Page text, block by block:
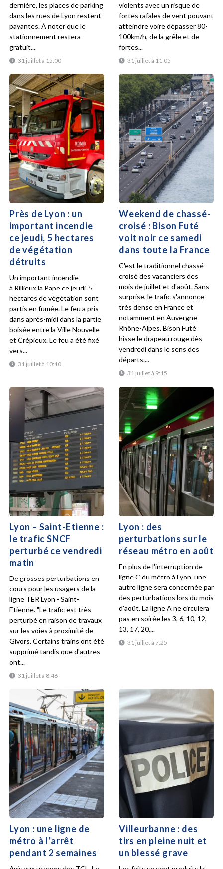
31 juillet à 15:00
dernière, les places de parking
dans les rues de Lyon restent
payantes. À noter que le
stationnement restera
gratuit...
31 juillet à 11:05
violents avec un risque de
fortes rafales de vent pouvant
atteindre voire dépasser 80-
100km/h, de la grêle et de
fortes...
Près de Lyon : un
important incendie
ce jeudi, 5 hectares
de végétation
détruits
31 juillet à 10:10
Un important incendie
à Rillieux la Pape ce jeudi. 5
hectares de végétation sont
partis en fumée. Le feu a pris
dans après-midi dans la partie
boisée entre la Ville Nouvelle
et Crépieux. Le feu a été fixé
vers...
Weekend de chassé-
croisé : Bison Futé
voit noir ce samedi
dans toute la France
31 juillet à 9:15
C'est le traditionnel chassé-
croisé des vacanciers des
mois de juillet et d'août. Sans
surprise, le trafic s'annonce
très dense en France et
notamment en Auvergne-
Rhône-Alpes. Bison Futé
hisse le drapeau rouge dès
vendredi dans le sens des
départs....
Lyon – Saint-Etienne :
le trafic SNCF
perturbé ce vendredi
matin
31 juillet à 8:46
De grosses perturbations en
cours pour les usagers de la
ligne TER Lyon - Saint-
Etienne. "Le trafic est très
perturbé en raison de travaux
sur les voies à proximité de
Givors. Certains trains ont été
supprimé tandis que d'autres
ont...
Lyon : des
perturbations sur le
réseau métro en août
31 juillet à 7:25
En plus de l'interruption de
ligne C du métro à Lyon, une
autre ligne sera concernée par
des perturbations lors du mois
d'août. La ligne A ne circulera
pas en soirée les 3, 6, 10, 12,
13, 17, 20,...
Lyon : une ligne de
métro à l’arrêt
pendant 2 semaines
Villeurbanne : des
tirs en pleine nuit et
un blessé grave